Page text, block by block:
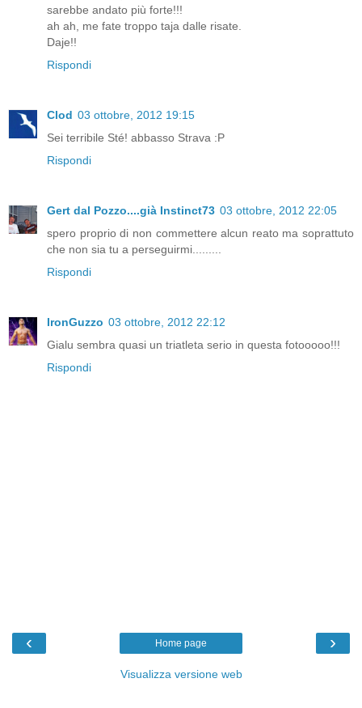
sarebbe andato più forte!!!
ah ah, me fate troppo taja dalle risate.
Daje!!
Rispondi
Clod 03 ottobre, 2012 19:15
Sei terribile Sté! abbasso Strava :P
Rispondi
Gert dal Pozzo....già Instinct73 03 ottobre, 2012 22:05
spero proprio di non commettere alcun reato ma soprattuto
che non sia tu a perseguirmi.........
Rispondi
IronGuzzo 03 ottobre, 2012 22:12
Gialu sembra quasi un triatleta serio in questa fotooooo!!!
Rispondi
‹ ›
Home page
Visualizza versione web